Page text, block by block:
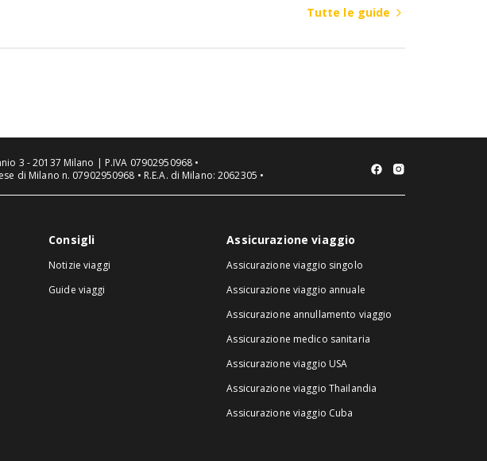
tra regioni (Amazzonia,
Nord-Est, Sud-Est, Sud,
quando andare in Brasile per
Tutte le guide
3 - 20137 Milano | P.IVA 07902950968 •
di Milano n. 07902950968 • R.E.A. di Milano: 2062305 •
Consigli
Notizie viaggi
Guide viaggi
Assicurazione viaggio
Assicurazione viaggio singolo
Assicurazione viaggio annuale
Assicurazione annullamento viaggio
Assicurazione medico sanitaria
Assicurazione viaggio USA
Assicurazione viaggio Thailandia
Assicurazione viaggio Cuba